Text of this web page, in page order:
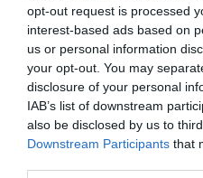
opt-out request is processed
interest-based ads based on
us or personal information
your opt-out. You may
disclosure of your personal
IAB’s list of downstream
also be disclosed by us to
Downstream Participants that